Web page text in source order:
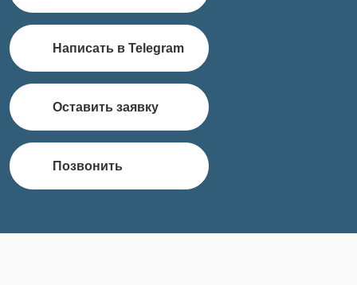
Написать в Telegram
Оставить заявку
Позвонить